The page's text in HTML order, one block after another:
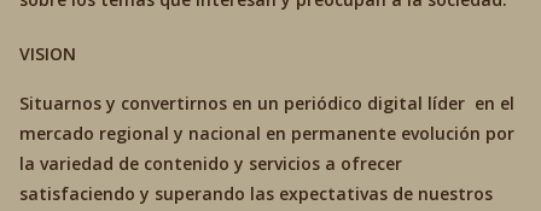
VISION
Situarnos y convertirnos en un periódico digital líder en el
mercado regional y nacional en permanente evolución por
la variedad de contenido y servicios a ofrecer
satisfaciendo y superando las expectativas de nuestros